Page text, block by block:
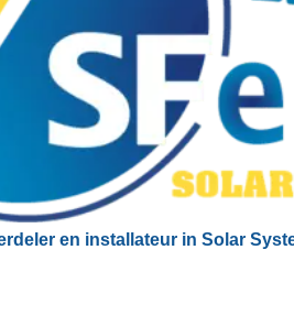
en installateur in Solar